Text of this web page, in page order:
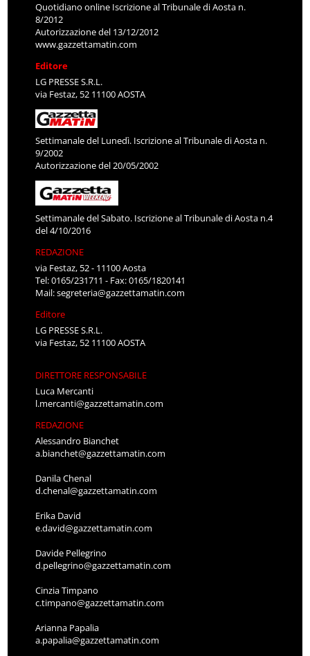
Quotidiano online Iscrizione al Tribunale di Aosta n.
8/2012
Autorizzazione del 13/12/2012
www.gazzettamatin.com
Editore
LG PRESSE S.R.L.
via Festaz, 52 11100 AOSTA
Settimanale del Lunedì. Iscrizione al Tribunale di Aosta n.
9/2002
Autorizzazione del 20/05/2002
Settimanale del Sabato. Iscrizione al Tribunale di Aosta n.4
del 4/10/2016
REDAZIONE
via Festaz, 52 - 11100 Aosta
Tel: 0165/231711 - Fax: 0165/1820141
Mail:segreteria@gazzettamatin.com
Editore
LG PRESSE S.R.L.
via Festaz, 52 11100 AOSTA
DIRETTORE RESPONSABILE
Luca Mercanti
l.mercanti@gazzettamatin.com
REDAZIONE
Alessandro Bianchet
a.bianchet@gazzettamatin.com
Danila Chenal
d.chenal@gazzettamatin.com
Erika David
e.david@gazzettamatin.com
Davide Pellegrino
d.pellegrino@gazzettamatin.com
Cinzia Timpano
c.timpano@gazzettamatin.com
Arianna Papalia
a.papalia@gazzettamatin.com